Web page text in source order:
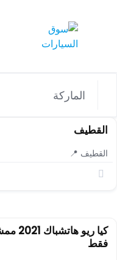
القطيف
القطيف 📍
فقط